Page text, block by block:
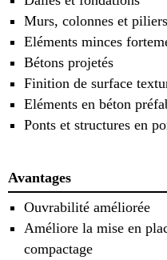
Murs, colonnes et piliers
Eléments minces
Bétons projetés
Finition de surface
Eléments en béton
Ponts et structures en
Avantages
Ouvrabilité améliorée
Améliore la mise en
compactage